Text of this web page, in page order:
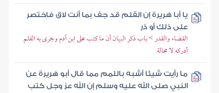
يا أبا هريرة إن القلم قد جف بما أنت لاق فاختصر
على ذلك أو ذر
القضاء والقدر > باب ذكر البيان أن ما كتب على ابن آدم وجرى به القلم
أدركه لا محالة
ما رأيت شيئا أشبه باللمم مما قال أبو هريرة عن
النبي صلى الله عليه وسلم إن الله عز وجل كتب